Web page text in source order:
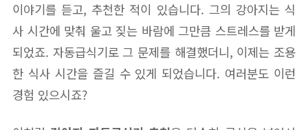
이야기를 듣고, 추천한 적이 있습니다. 그의 강아지는 식
사 시간에 맞춰 울고 짖는 바람에 그만큼 스트레스를 받게
되었죠. 자동급식기로 그 문제를 해결했더니, 이제는 조용
한 식사 시간을 즐길 수 있게 되었습니다. 여러분도 이런
경험 있으시죠?